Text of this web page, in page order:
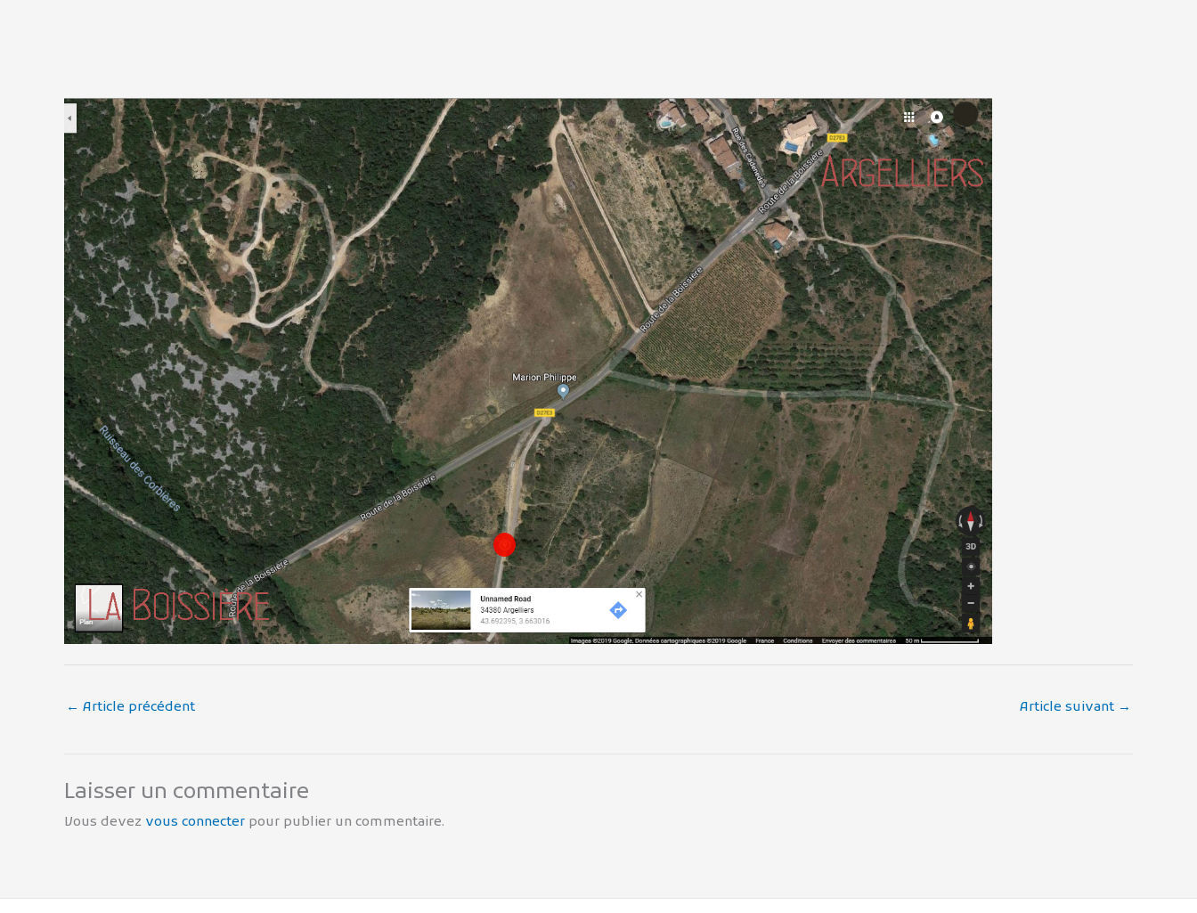
← Article précédent Article suivant →
Laisser un commentaire
Vous devez vous connecter pour publier un commentaire.